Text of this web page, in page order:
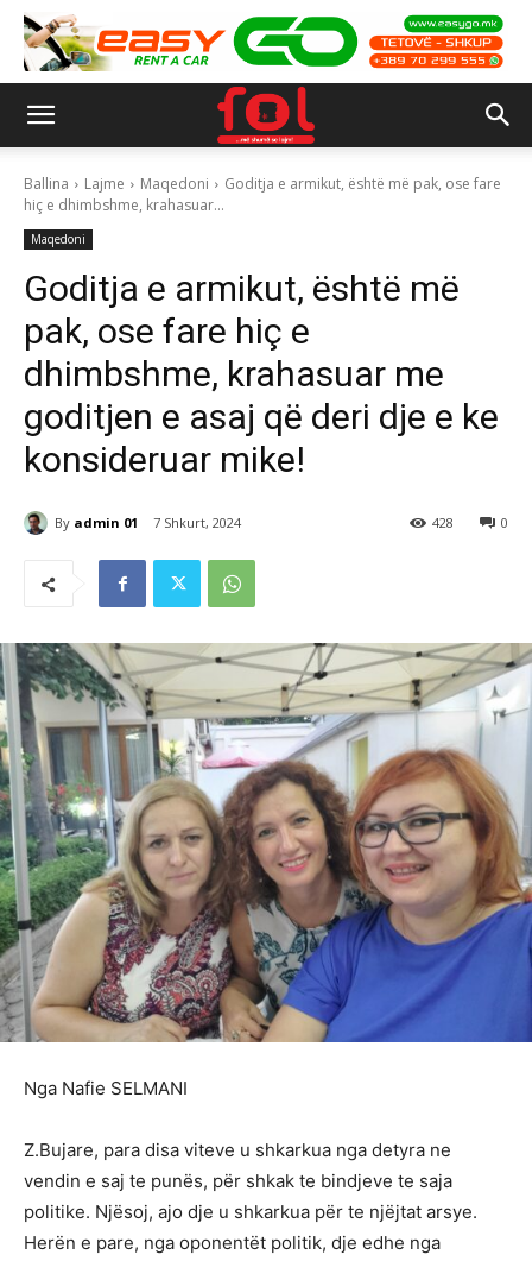
Ballina Lajme Maqedoni
Goditja e armikut, është më pak, ose fare
hiç e dhimbshme, krahasuar...
Maqedoni
Goditja e armikut, është më
pak, ose fare hiç e
dhimbshme, krahasuar me
goditjen e asaj që deri dje e ke
konsideruar mike!
By admin 01 7 Shkurt, 2024 0
428
Nga Nafie SELMANI
Z.Bujare, para disa viteve u shkarkua nga detyra ne
vendin e saj te punës, për shkak te bindjeve te saja
politike. Njësoj, ajo dje u shkarkua për te njëjtat arsye.
Herën e pare, nga oponentët politik, dje edhe nga